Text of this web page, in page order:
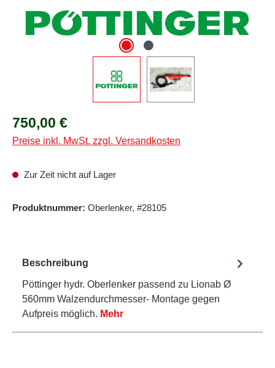
Regulärer Preis:
750,00 €
Preise inkl. MwSt. zzgl. Versandkosten
Zur Zeit nicht auf Lager
Produktnummer: Oberlenker, #28105
Beschreibung
Pöttinger hydr. Oberlenker passend zu Lionab Ø
560mm Walzendurchmesser- Montage gegen
Aufpreis möglich. Mehr